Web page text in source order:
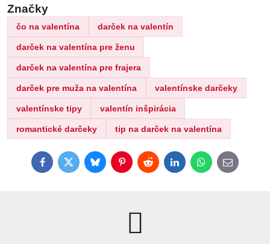
Značky
čo na valentína darček na valentín
darček na valentína pre ženu
darček na valentína pre frajera
darček pre muža na valentína valentínske darčeky
valentínske tipy valentín inšpirácia
romantické darčeky tip na darček na valentína
FacebookTwitterBlueskyPinterestRedditLinkedInWhatsApp
E-
mail